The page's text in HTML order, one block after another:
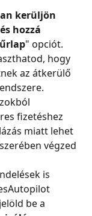
kerüljön
hozzá
" opciót.
hogy
az átkerülő
fizetéshez
miatt lehet
végzed
is
be a